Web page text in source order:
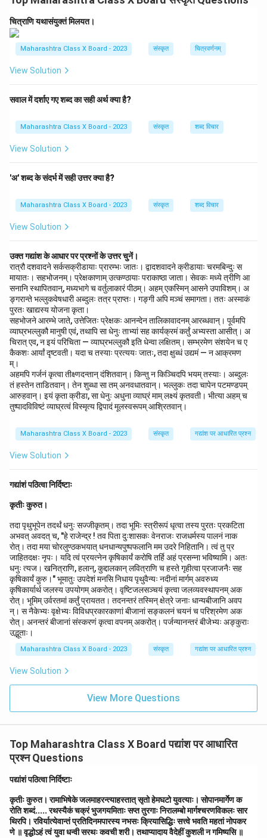
e
c
m
∙
∙
आचार्यः(preceptor, teacher)
उपाध्यायः
Download Solution in PDF
चित्राणि यथासंयुक्तं मिलयत।
Maharashtra Class X Board - 2023 संस्कृत चित्रवर्णनम्
View Solution
सवाल में दर्शाए गए शब्द का सही अर्थ क्या है?
Maharashtra Class X Board - 2023 संस्कृत शब्द विचार
View Solution
'अ' शब्द के संदर्भ में सही उत्तर क्या है?
Maharashtra Class X Board - 2023 संस्कृत शब्द विचार
View Solution
उक्त गद्यांश के आधार पर प्रश्नों के उत्तर चुनें।
रात्रौ दशवादने सर्कसक्रीडायाः प्रारम्भः जातः। द्वादशवादने क्रीडायाः चरमबिन्दुः स
मायातः। सहभोजनम्। प्रेक्षकाणाम् उत्कण्ठायाः पराकाष्ठा जाता। सेवकः मध्ये त्रीणि आ
सनानि स्थापितवान्, मध्यभागे च वर्तुलाकारं पीठम्। अहम् एकस्मिन् आसने उपाविशम्। अ
ङ्गरान्ते भल्लुकवेषधारी अब्दुलः तत्र प्राप्तः। गङ्गी अपि मञ्चं समागता। ततः अस्माकं
पुरतः खाद्यस्य योजना कृता।
सहभोजने आरम्भे जाते, उत्तेजितः प्रेक्षकः आनन्देन तालिकावादनम् आरब्धवान्। पूर्वमपि
व्याघ्रभल्लुकौ मानुषी एवं, तथापि सा धेनुः ताभ्यां सह कार्यक्रमं कर्तुं अभ्यस्ता आसीत्। अ
चिरात् एव, न इयं परिचिता — व्याघ्रभल्लुकौ इति धेन्वा लक्षितम्। सम्भ्रमेण संशयेन च ए
कैकशः आर्यां दृष्टवती। यदा च तस्याः प्रत्ययः जातः, तदा क्षुब्धं उद्यमं — न आक्रमण
म्।
अहमपि गर्जनं कृत्वा तीक्ष्णदन्तान् दंशितवान्। किन्तु न किञ्चिदपि भयम् तस्याः। अब्दुलः
तं हस्तेन ताडितवान्। तेन शुब्धा सा तम् अनवधातवान्। भल्लुकः तदा चापेन पटमण्डपम्
आरुहवान्। इयं कृता क्रीडा, सा धेनुः अधुना व्याघ्रं माम् लक्ष्यं कृतवती। भीत्या अहम् च
तुष्पादविविष्टं व्याघ्रत्वं विस्मृत्य द्विपादं मूलस्वरूपम् आश्रितवान्।
Maharashtra Class X Board - 2023 संस्कृत गद्यांश पर आधारित प्रश्न
View Solution
गद्यांशं पठित्वा निर्दिष्टाः
कृतीः कुरुत।
तदा पृथुभूपेन तदर्थं धनुः सज्जीकृतम्। तदा भूमिः स्त्रीरूपं धृत्वा तस्य पुरतः प्रकटिता
अभवत् अवदत् च, "हे राजेन्द्र ! तव पिता दुःशासकः वेनराजः राजधर्मस्य पालनं नाक
रोत्। तदा मया चोरलुण्ठकभयात् धनधान्यपुष्पफलानि मम उदरे निहितानि। त्वं तु प्र
जाहितदक्षः नृपः। यदि त्वं प्रयत्नेन कृषिकार्यं करोषि तर्हि अहं प्रसन्ना भविष्यामि। अतः
धनुः त्यज। खनित्राणि, हलान्, कुद्दालकान् लवित्राणि च हस्ते गृहीत्वा प्रजाजनैः सह
कृषिकार्यं कुरु।" भूमातुः उपदेशं मनसि निधाय पृथुवैन्यः नदीनां मार्गम् अवरुध्य
कृषिकार्यार्थ जलस्य उपयोगम् अकरोत्। वृष्टिजलसञ्चयं कृत्वा जलव्यवस्थापनम् अक
रोत्। भूमिम् उर्वरतमां कर्तुं प्रायतत। तदनन्तरं तस्मिन् क्षेत्रे जनाः धान्यबीजानि अवप
न्। स नैकेभ्यः वृक्षेभ्यः विविधप्रकारकाणां बीजानां सङ्कलनं चयनं च परिश्रमेण अक
रोत्। अनन्तरं बीजानां संस्करणं कृत्वा वपनम् अकरोत्। पर्जन्यानन्तरं बीजेभ्यः अङ्कुराः
उद्भूताः।
Maharashtra Class X Board - 2023 संस्कृत गद्यांश पर आधारित प्रश्न
View Solution
View More Questions
Top Maharashtra Class X Board पद्यांश पर आधारित
प्रश्न Questions
पद्यांशं पठित्वा निर्दिष्टाः
कृतीः कुरुत। रामाभिषेके जलमाहरन्त्याहस्तात् सृतो हेमघटो युवत्याः। सोपानमार्गेण क
रोति शब्दं..... रथस्यैकं चक्रं भुजगयमिताः सप्त तुरगाः निरालम्बो मार्गश्चरणविकलः सार
थिरपि। रविर्यात्येवान्तं प्रतिदिनमपारस्य नभसः क्रियासिद्धिः सत्त्वे भवति महतां नोपकर
णे ॥ वृद्धोऽहं त्वं युवा धन्वी सरथः कवची शरी। तथाप्यादाय वैदेहीं कुशली न गमिष्यसि ॥